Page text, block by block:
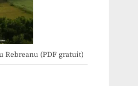
Rebreanu (PDF gratuit)